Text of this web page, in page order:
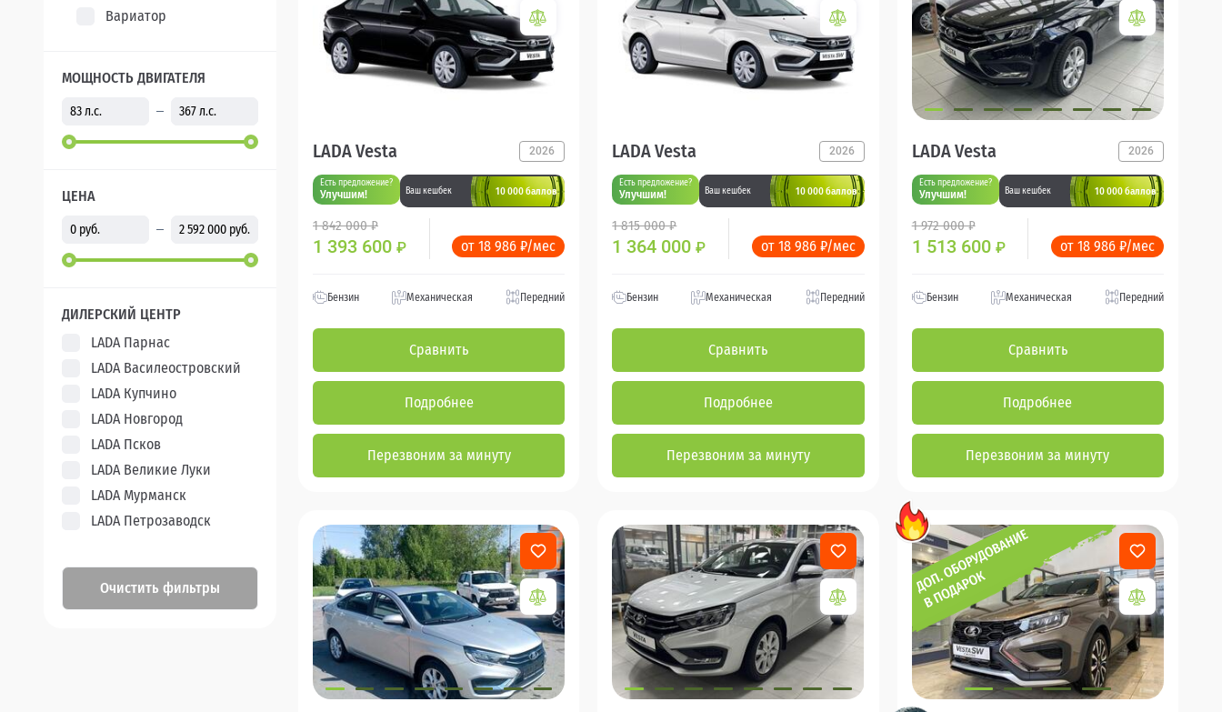
Вариатор
МОЩНОСТЬ ДВИГАТЕЛЯ
ЦЕНА
ДИЛЕРСКИЙ ЦЕНТР
LADA Парнас
LADA Василеостровский
LADA Купчино
LADA Новгород
LADA Псков
LADA Великие Луки
LADA Мурманск
LADA Петрозаводск
Очистить фильтры
LADA Vesta 2026
Есть предложение?
Улучшим! Ваш кешбек 10 000 баллов
1 842 000 ₽
1 393 600 ₽ от 18 986 ₽/мес
Бензин Механическая Передний
Сравнить
Подробнее
Перезвоним за минуту
LADA Vesta 2026
Есть предложение?
Улучшим! Ваш кешбек 10 000 баллов
1 815 000 ₽
1 364 000₽ от 18 986 ₽/мес
Бензин Механическая Передний
Сравнить
Подробнее
Перезвоним за минуту
LADA Vesta 2026
Есть предложение?
Улучшим! Ваш кешбек 10 000 баллов
1 972 000 ₽
1 513 600 ₽ от 18 986 ₽/мес
Бензин Механическая Передний
Сравнить
Подробнее
Перезвоним за минуту